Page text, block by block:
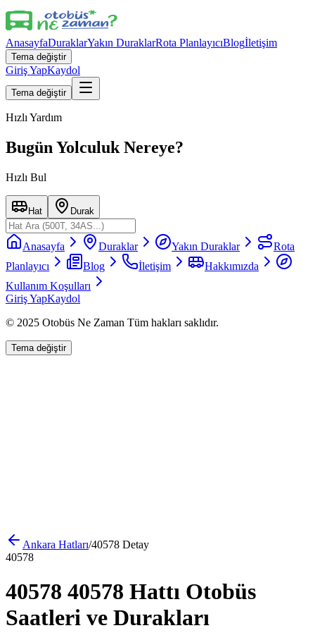
AnasayfaDuraklarYakın DuraklarRota PlanlayıcıBlogİletişim
Tema değiştir
Giriş YapKaydol
Tema değiştir
Hızlı Yardım
Bugün Yolculuk Nereye?
Hızlı Bul
Hat Durak
Anasayfa Duraklar Yakın Duraklar
Rota
Planlayıcı
Blog İletişim
Hakkımızda
Kullanım Koşulları
Giriş YapKaydol
© 2025 Otobüs Ne Zaman Tüm hakları saklıdır.
Tema değiştir
Ankara Hatları/40578 Detay
40578
40578 40578 Hattı Otobüs
Saatleri ve Durakları